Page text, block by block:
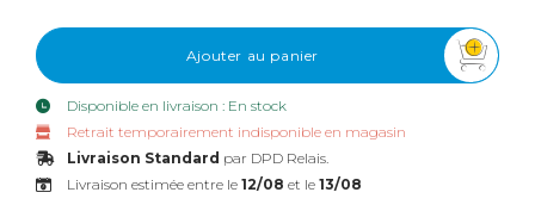
Ajouter au panier
Disponible en livraison : En stock
Retrait temporairement indisponible en magasin
Livraison Standard par DPD Relais.
Livraison estimée entre le 12/08 et le 13/08